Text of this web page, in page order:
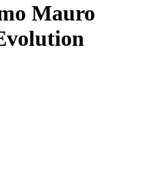
Mauro